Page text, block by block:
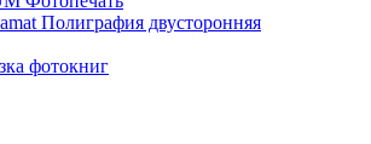
Полиграфия двусторонняя
фотокниг